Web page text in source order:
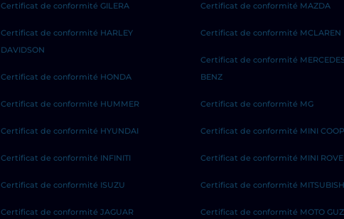
Certificat de conformité GILERA
Certificat de conformité HARLEY
DAVIDSON
Certificat de conformité HONDA
Certificat de conformité HUMMER
Certificat de conformité HYUNDAI
Certificat de conformité INFINITI
Certificat de conformité ISUZU
Certificat de conformité JAGUAR
Certificat de conformité MAZDA
Certificat de conformité MCLAREN
Certificat de conformité
BENZ
Certificat de conformité MG
Certificat de conformité MINI
Certificat de conformité MINI
Certificat de conformité
Certificat de conformité MOTO